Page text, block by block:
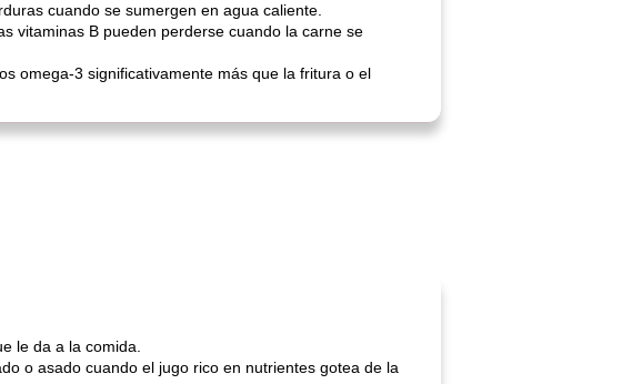
cuando se sumergen en agua caliente.
vitaminas B pueden perderse cuando la carne se
omega-3 significativamente más que la fritura o el
le da a la comida.
o asado cuando el jugo rico en nutrientes gotea de la